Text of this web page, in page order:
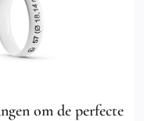
om de perfecte